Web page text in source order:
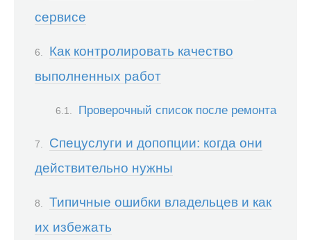
сервисе
Как контролировать качество
выполненных работ
Проверочный список после ремонта
Спецуслуги и допопции: когда они
действительно нужны
Типичные ошибки владельцев и как
их избежать